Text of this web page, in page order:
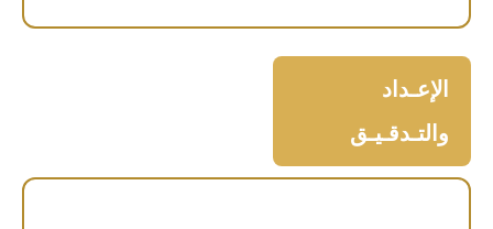
الإعـداد
والتـدقـيـق